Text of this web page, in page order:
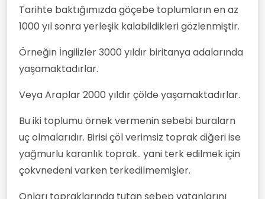
Tarihte baktığımızda göçebe toplumların en az
1000 yıl sonra yerleşik kalabildikleri gözlenmiştir.
Örneğin İngilizler 3000 yıldır biritanya adalarında
yaşamaktadırlar.
Veya Araplar 2000 yıldır çölde yaşamaktadırlar.
Bu iki toplumu örnek vermenin sebebi buralarn
uç olmalarıdır. Birisi çöl verimsiz toprak diğeri ise
yağmurlu karanlık toprak.. yani terk edilmek için
çokvnedeni varken terkedilmemişler.